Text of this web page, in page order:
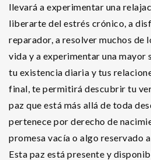
llevará a experimentar una
liberarte del estrés crónico, a
reparador, a resolver muchos de
vida y a experimentar una mayor
tu existencia diaria y tus
final, te permitirá descubrir tu
paz que está más allá de toda
pertenece por derecho de
promesa vacía o algo reservado
Esta paz está presente y